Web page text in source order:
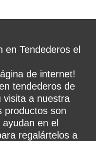
en Tendederos el
de internet!
tendederos de
visita a nuestra
productos son
en el
regalártelos a